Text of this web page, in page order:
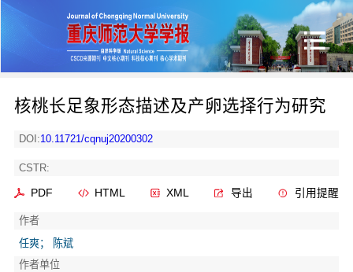
核桃长足象形态描述及产卵选择行为研究
DOI:10.11721/cqnuj20200302
CSTR:
PDF HTML XML 导出 引用提醒
作者
任爽； 陈斌
作者单位